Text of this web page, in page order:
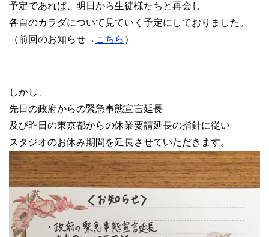
予定であれば、明日から生徒様たちと再会し
各自のカラダについて見ていく予定にしておりました。
（前回のお知らせ→ こちら ）
しかし、
先日の政府からの緊急事態宣言延長
及び昨日の東京都からの休業要請延長の指針に従い
スタジオのお休み期間を延長させていただきます。